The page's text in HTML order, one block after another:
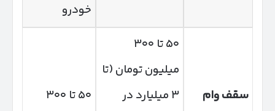
خودرو
سقف وام
۵۰ تا ۳۰۰
میلیون تومان (تا
۳ میلیارد در
۵۰ تا ۳۰۰